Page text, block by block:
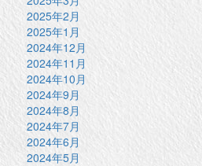
2025年2月
2025年1月
2024年12月
2024年11月
2024年10月
2024年9月
2024年8月
2024年7月
2024年6月
2024年5月